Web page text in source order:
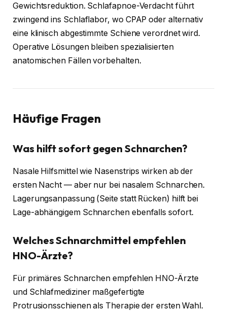
Gewichtsreduktion. Schlafapnoe-Verdacht führt
zwingend ins Schlaflabor, wo CPAP oder alternativ
eine klinisch abgestimmte Schiene verordnet wird.
Operative Lösungen bleiben spezialisierten
anatomischen Fällen vorbehalten.
Häufige Fragen
Was hilft sofort gegen Schnarchen?
Nasale Hilfsmittel wie Nasenstrips wirken ab der
ersten Nacht — aber nur bei nasalem Schnarchen.
Lagerungsanpassung (Seite statt Rücken) hilft bei
Lage-abhängigem Schnarchen ebenfalls sofort.
Welches Schnarchmittel empfehlen
HNO-Ärzte?
Für primäres Schnarchen empfehlen HNO-Ärzte
und Schlafmediziner maßgefertigte
Protrusionsschienen als Therapie der ersten Wahl.